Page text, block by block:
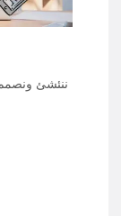
ننئشئ ونصمم